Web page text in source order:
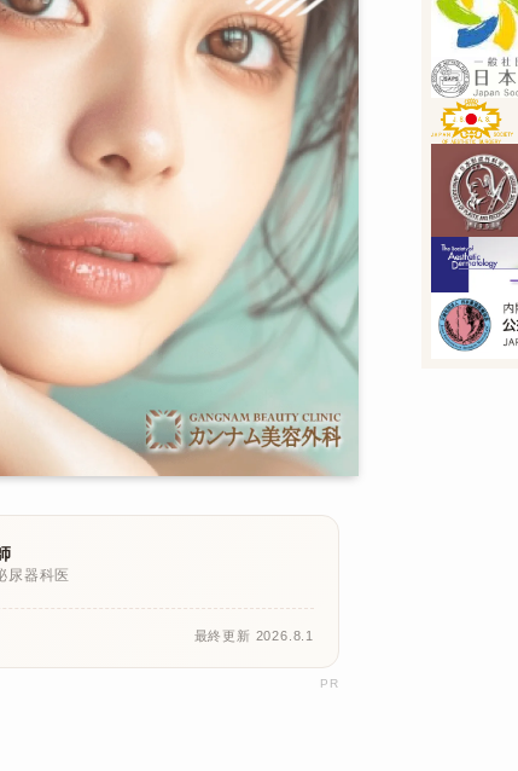
尿器科医
最終更新 2026.8.1
PR